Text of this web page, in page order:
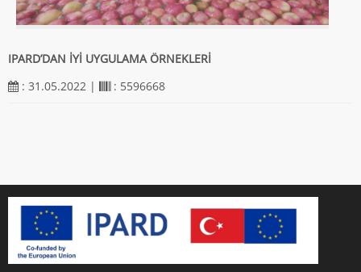
IPARD’DAN İYİ UYGULAMA ÖRNEKLERİ
: 31.05.2022 |
: 5596668